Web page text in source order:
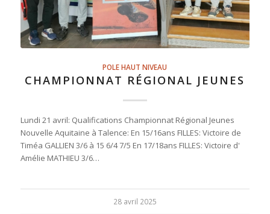
POLE HAUT NIVEAU
CHAMPIONNAT RÉGIONAL JEUNES
Lundi 21 avril: Qualifications Championnat Régional Jeunes
Nouvelle Aquitaine à Talence: En 15/16ans FILLES: Victoire de
Timéa GALLIEN 3/6 à 15 6/4 7/5 En 17/18ans FILLES: Victoire d'
Amélie MATHIEU 3/6…
28 avril 2025